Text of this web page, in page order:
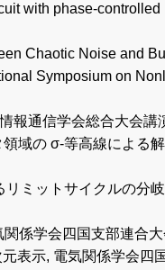
with phase-
Chaotic Noise and
Symposium on
報通信学会総合大会講
域の σ-等高線による
ミットサイクルの分
係学会四国支部連合
表示, 電気関係学会四